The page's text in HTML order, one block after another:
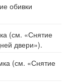
обивки
(см. «Снятие
двери»).
(см. «Снятие